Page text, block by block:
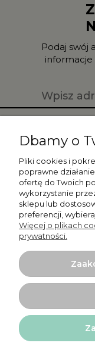
Podaj swój
informacje
Moje konto
Płatności i
Informacje
O nas
Projekt
Dbamy o
Pliki cookies i
poprawne
ofertę do Twoich
wykorzystanie
sklepu lub
preferencji,
Więcej o plikach
prywatności.